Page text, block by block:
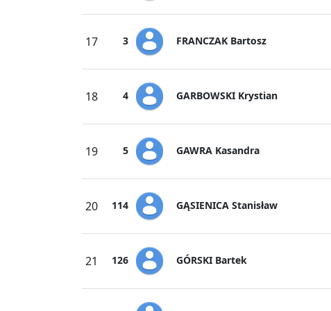
17 3 FRANCZAK Bartosz
18 4 GARBOWSKI Krystian
19 5 GAWRA Kasandra
20 114 GĄSIENICA Stanisław
21 126 GÓRSKI Bartek